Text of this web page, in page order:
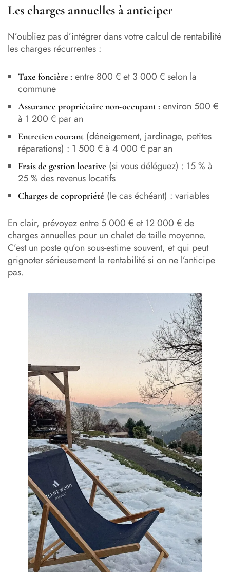
Les charges annuelles à anticiper
N’oubliez pas d’intégrer dans votre calcul de rentabilité
les charges récurrentes :
Taxe foncière : entre 800 € et 3 000 € selon la
commune
Assurance propriétaire non-occupant : environ 500 €
à 1 200 € par an
Entretien courant(déneigement, jardinage, petites
réparations) : 1 500 € à 4 000 € par an
Frais de gestion locative (si vous déléguez) : 15 % à
25 % des revenus locatifs
Charges de copropriété (le cas échéant) : variables
En clair, prévoyez entre 5 000 € et 12 000 € de
charges annuelles pour un chalet de taille moyenne.
C’est un poste qu’on sous-estime souvent, et qui peut
grignoter sérieusement la rentabilité si on ne l’anticipe
pas.